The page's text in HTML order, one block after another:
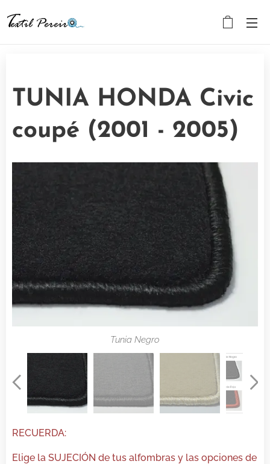
TUNIA HONDA Civic
coupé (2001 - 2005)
Tunia Negro
Tunia Gris
Tunia Beige
RECUERDA:
Elige la SUJECIÓN de tus alfombras y las opciones de